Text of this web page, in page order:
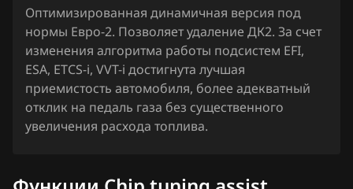
DAF
Derways
Dodge
Dongfeng
ZZE14#, AZE14#)
Corolla, Auris (ZGE2##)
Corolla, Auris (ZRE18#), (NRE18#)
Corolla, Auris, Scion (ADE150, AZE151, NDE150,
NRE150, ZRE14#, ZRE151, ZZE150, ZRE150)
Оптимизированная динамичная версия под
нормы Евро-2. Позволяет удаление ДК2. За счет
изменения алгоритма работы подсистем EFI,
ESA, ETCS-i, VVT-i достигнута лучшая
приемистость автомобиля, более адекватный
отклик на педаль газа без существенного
увеличения расхода топлива.